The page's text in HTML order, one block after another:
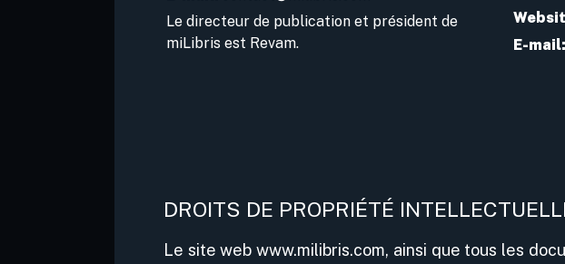
Le directeur de publication et président de
miLibris est Revam.
E-mail:
DROITS DE PROPRIÉTÉ
Le site web www.milibris.com, ainsi que tous les